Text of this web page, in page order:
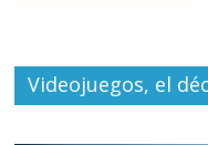
Videojuegos, el